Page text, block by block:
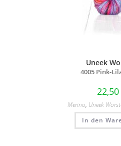
Uneek
4005 Pink-
22,50
Merino, Uneek
In den